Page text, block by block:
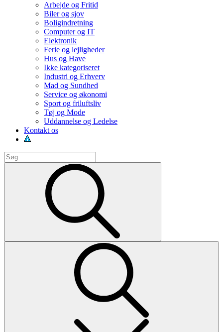
Arbejde og Fritid
Biler og sjov
Boligindretning
Computer og IT
Elektronik
Ferie og lejligheder
Hus og Have
Ikke kategoriseret
Industri og Erhverv
Mad og Sundhed
Service og økonomi
Sport og friluftsliv
Tøj og Mode
Uddannelse og Ledelse
Kontakt os
Search
for: